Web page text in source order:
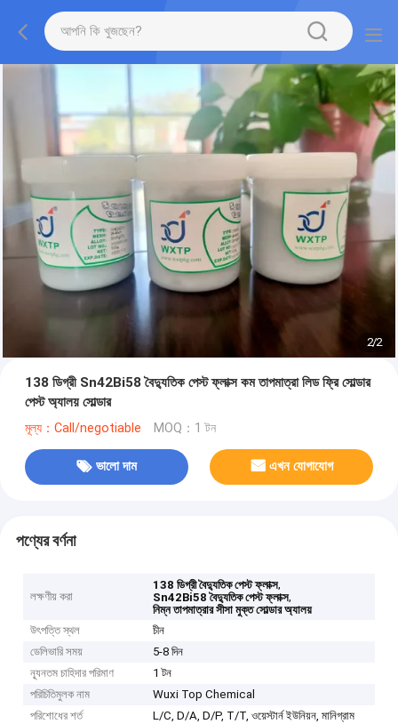
2/2
138 ডিগ্রী Sn42Bi58 বৈদ্যুতিক পেস্ট ফ্লাক্স কম তাপমাত্রা লিড ফ্রি সোল্ডার
পেস্ট অ্যালয় সোল্ডার
মূল্য：Call/negotiable MOQ：1 টন
ভালো দাম এখন যোগাযোগ
পণ্যের বর্ণনা
লক্ষণীয় করা
138 ডিগ্রী বৈদ্যুতিক পেস্ট ফ্লাক্স,
Sn42Bi58 বৈদ্যুতিক পেস্ট ফ্লাক্স,
নিম্ন তাপমাত্রার সীসা মুক্ত সোল্ডার অ্যালয়
উৎপত্তি স্থল
চীন
ডেলিভারি সময়
5-8 দিন
ন্যূনতম চাহিদার পরিমাণ
1 টন
পরিচিতিমুলক নাম
Wuxi Top Chemical
পরিশোধের শর্ত
L/C, D/A, D/P, T/T, ওয়েস্টার্ন ইউনিয়ন, মানিগ্রাম